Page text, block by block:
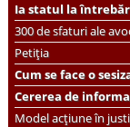
Ia statul la
300 de sfaturi ale
Petiția
Cum se face o
Cererea de
Model acțiune în